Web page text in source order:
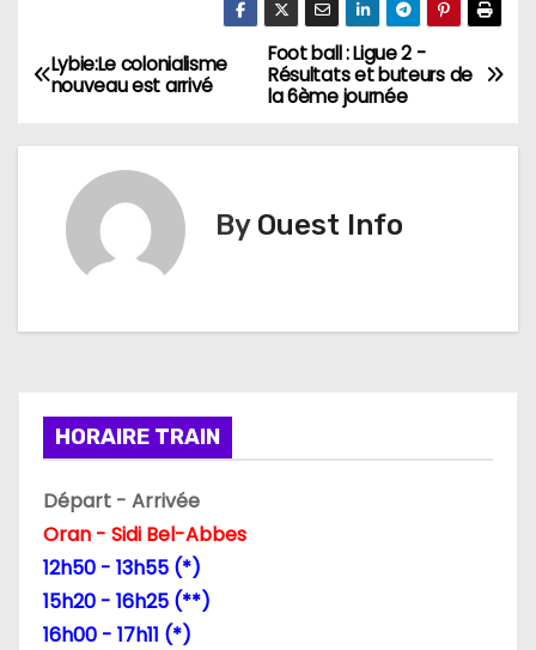
N
o
n
d
e
Foot ball : Ligue 2 -
Résultats et buteurs de
la 6ème journée
Lybie:Le colonialisme
nouveau est arrivé
By Ouest Info
HORAIRE TRAIN
Départ - Arrivée
Oran - Sidi Bel-Abbes
12h50 - 13h55 (*)
15h20 - 16h25 (**)
16h00 - 17h11 (*)